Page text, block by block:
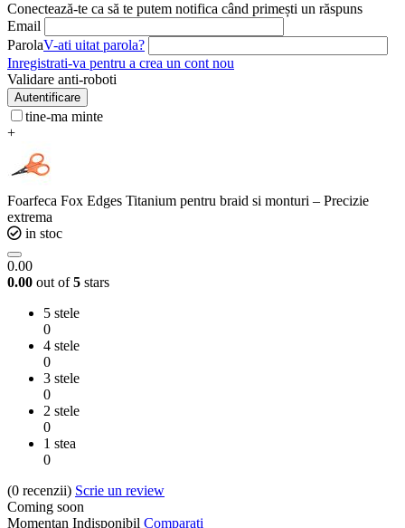
Conectează-te ca să te putem notifica când primești un răspuns
Email
ParolaV-ati uitat parola?
Inregistrati-va pentru a crea un cont nou
Validare anti-roboti
Autentificare
tine-ma minte
+
Foarfeca Fox Edges Titanium pentru braid si monturi – Precizie
extrema
in stoc
0.00
0.00 out of5 stars
5 stele
0
4 stele
0
3 stele
0
2 stele
0
1 stea
0
(0 recenzii) Scrie un review
Coming soon
Momentan Indisponibil Comparati